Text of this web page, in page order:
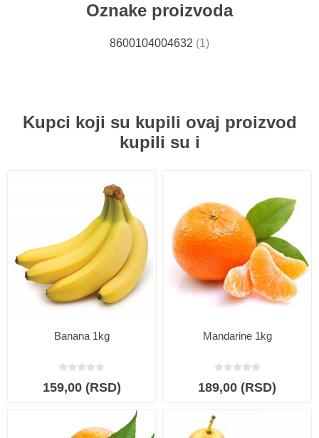
Oznake proizvoda
8600104004632 (1)
Kupci koji su kupili ovaj proizvod
kupili su i
Banana 1kg
159,00 (RSD)
Mandarine 1kg
189,00 (RSD)